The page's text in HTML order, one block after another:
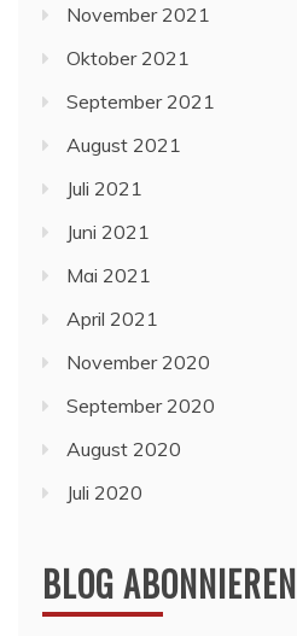
November 2021
Oktober 2021
September 2021
August 2021
Juli 2021
Juni 2021
Mai 2021
April 2021
November 2020
September 2020
August 2020
Juli 2020
BLOG ABONNIEREN